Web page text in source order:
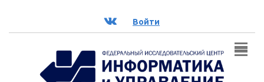
ВК Войти